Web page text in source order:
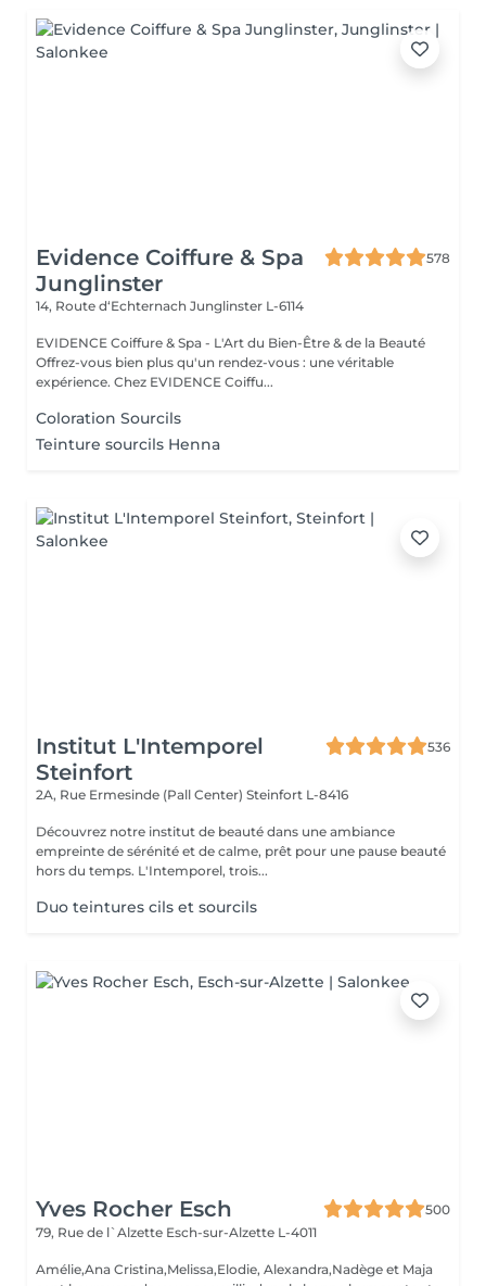
Evidence Coiffure & Spa
Junglinster
578
14, Route d‘Echternach Junglinster L-6114
EVIDENCE Coiffure & Spa - L'Art du Bien-Être & de la Beauté
Offrez-vous bien plus qu'un rendez-vous : une véritable
expérience. Chez EVIDENCE Coiffu...
Coloration Sourcils
Teinture sourcils Henna
Institut L'Intemporel
Steinfort
536
2A, Rue Ermesinde (Pall Center) Steinfort L-8416
Découvrez notre institut de beauté dans une ambiance
empreinte de sérénité et de calme, prêt pour une pause beauté
hors du temps. L'Intemporel, trois...
Duo teintures cils et sourcils
Yves Rocher Esch
500
79, Rue de l`Alzette Esch-sur-Alzette L-4011
Amélie,Ana Cristina,Melissa,Elodie, Alexandra,Nadège et Maja